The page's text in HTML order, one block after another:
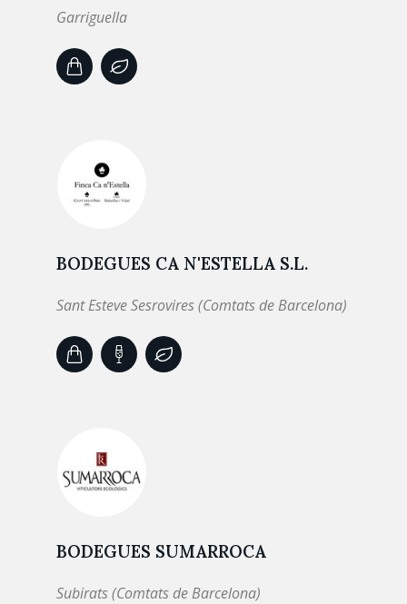
Garriguella
BODEGUES CA N'ESTELLA S.L.
Sant Esteve Sesrovires (Comtats de Barcelona)
BODEGUES SUMARROCA
Subirats (Comtats de Barcelona)